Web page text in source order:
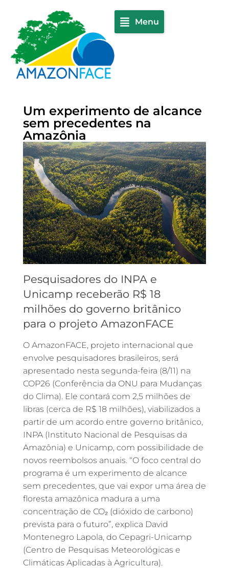
Menu
Um experimento de alcance
sem precedentes na
Amazônia
Pesquisadores do INPA e
Unicamp receberão R$ 18
milhões do governo britânico
para o projeto AmazonFACE
O AmazonFACE, projeto internacional que
envolve pesquisadores brasileiros, será
apresentado nesta segunda-feira (8/11) na
COP26 (Conferência da ONU para Mudanças
do Clima). Ele contará com 2,5 milhões de
libras (cerca de R$ 18 milhões), viabilizados a
partir de um acordo entre governo britânico,
INPA (Instituto Nacional de Pesquisas da
Amazônia) e Unicamp, com possibilidade de
novos reembolsos anuais. “O foco central do
programa é um experimento de alcance
sem precedentes, que vai expor uma área de
floresta amazônica madura a uma
concentração de CO₂ (dióxido de carbono)
prevista para o futuro”, explica David
Montenegro Lapola, do Cepagri-Unicamp
(Centro de Pesquisas Meteorológicas e
Climáticas Aplicadas à Agricultura).